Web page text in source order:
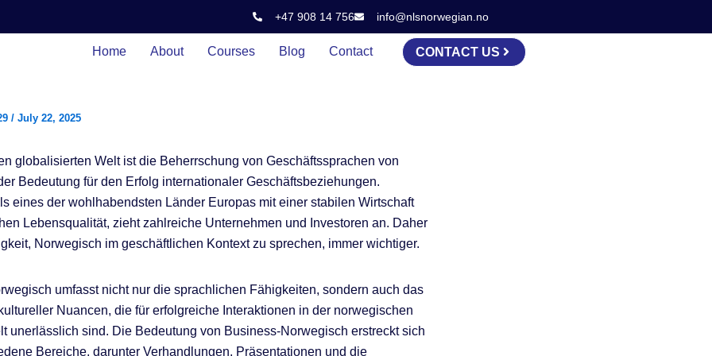
+47 908 14 756 info@nlsnorwegian.no
Home About Courses Blog Contact CONTACT US
/ July 22, 2025
globalisierten Welt ist die Beherrschung von Geschäftssprachen von
Bedeutung für den Erfolg internationaler Geschäftsbeziehungen.
eines der wohlhabendsten Länder Europas mit einer stabilen Wirtschaft
Lebensqualität, zieht zahlreiche Unternehmen und Investoren an. Daher
Norwegisch im geschäftlichen Kontext zu sprechen, immer wichtiger.
umfasst nicht nur die sprachlichen Fähigkeiten, sondern auch das
Nuancen, die für erfolgreiche Interaktionen in der norwegischen
unerlässlich sind. Die Bedeutung von Business-Norwegisch erstreckt sich
Bereiche, darunter Verhandlungen, Präsentationen und die